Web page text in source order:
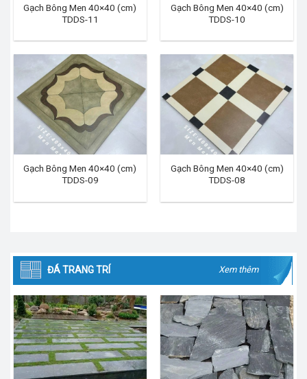
Gạch Bông Men 40×40 (cm)
TDDS-11
Gạch Bông Men 40×40 (cm)
TDDS-10
Gạch Bông Men 40×40 (cm)
TDDS-09
Gạch Bông Men 40×40 (cm)
TDDS-08
ĐÁ TRANG TRÍ Xem thêm